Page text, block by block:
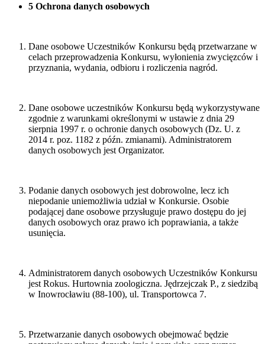
5 Ochrona danych osobowych
Dane osobowe Uczestników Konkursu będą przetwarzane w
celach przeprowadzenia Konkursu, wyłonienia zwycięzców i
przyznania, wydania, odbioru i rozliczenia nagród.
Dane osobowe uczestników Konkursu będą wykorzystywane
zgodnie z warunkami określonymi w ustawie z dnia 29
sierpnia 1997 r. o ochronie danych osobowych (Dz. U. z
2014 r. poz. 1182 z późn. zmianami). Administratorem
danych osobowych jest Organizator.
Podanie danych osobowych jest dobrowolne, lecz ich
niepodanie uniemożliwia udział w Konkursie. Osobie
podającej dane osobowe przysługuje prawo dostępu do jej
danych osobowych oraz prawo ich poprawiania, a także
usunięcia.
Administratorem danych osobowych Uczestników Konkursu
jest Rokus. Hurtownia zoologiczna. Jędrzejczak P., z siedzibą
w Inowrocławiu (88-100), ul. Transportowca 7.
Przetwarzanie danych osobowych obejmować będzie